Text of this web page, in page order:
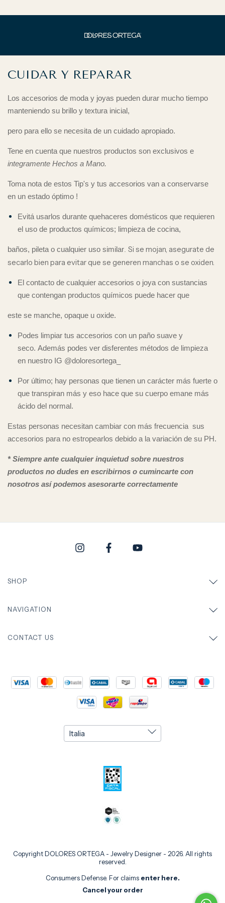
CUIDAR Y REPARAR
Los accesorios de moda y joyas pueden durar mucho tiempo
manteniendo su brillo y textura inicial,
pero para ello se necesita de un cuidado apropiado.
Tene en cuenta que nuestros productos son exclusivos e
integramente Hechos a Mano.
Toma nota de estos Tip's y tus accesorios van a conservarse
en un estado óptimo !
Evitá usarlos durante quehaceres domésticos que requieren
el uso de productos químicos; limpieza de cocina,
baños, pileta o cualquier uso similar Si se mojan, asegurate de
secarlo bien para evitar que se generen manchas o se oxiden.
El contacto de cualquier accesorios o joya con sustancias
que contengan productos químicos puede hacer que
este se manche, opaque u oxide.
Podes limpiar tus accesorios con un paño suave y
seco. Además podes ver disferentes métodos de limpieza
en nuestro IG @doloresortega_
Por último; hay personas que tienen un carácter más fuerte o
que transpiran más y eso hace que su cuerpo emane más
ácido del normal.
Estas personas necesitan cambiar con más frecuencia sus
accesorios para no estropearlos debido a la variación de su PH.
* Siempre ante cualquier inquietud sobre nuestros
productos no dudes en escribirnos o cumincarte con
nosotros así podemos asesorarte correctamente
SHOP
NAVIGATION
CONTACT US
Copyright DOLORES ORTEGA - Jewelry Designer - 2026. All rights
reserved.
Consumers Defense. For claims enter here.
Cancel your order